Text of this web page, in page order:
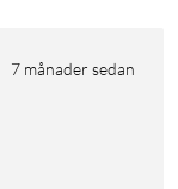
7 månader sedan